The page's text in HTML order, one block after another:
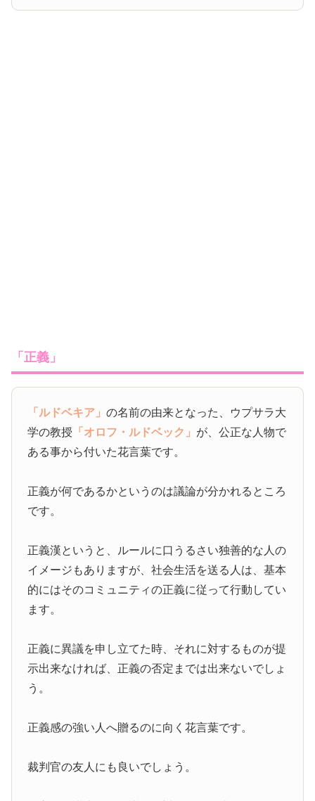
「正義」
「ルドベキア」の名前の由来となった、ウプサラ大
学の教授 「オロフ・ルドベック」 が、公正な人物で
ある事から付いた花言葉です。
正義が何であるかというのは議論が分かれるところ
です。
正義漢というと、ルールに口うるさい独善的な人の
イメージもありますが、社会生活を送る人は、基本
的にはそのコミュニティの正義に従って行動してい
ます。
正義に異議を申し立てた時、それに対するものが提
示出来なければ、正義の否定までは出来ないでしょ
う。
正義感の強い人へ贈るのに向く花言葉です。
裁判官の友人にも良いでしょう。